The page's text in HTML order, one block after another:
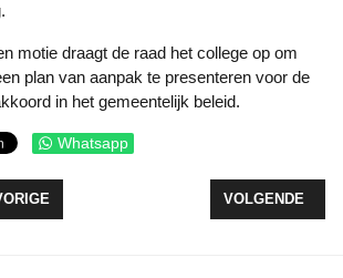
plan van aanpak te presenteren voor de
in het gemeentelijk beleid.
Whatsapp
ARTIKEL: GROENLINKS EN PVDA
VOLGENDE
VOLGENDE